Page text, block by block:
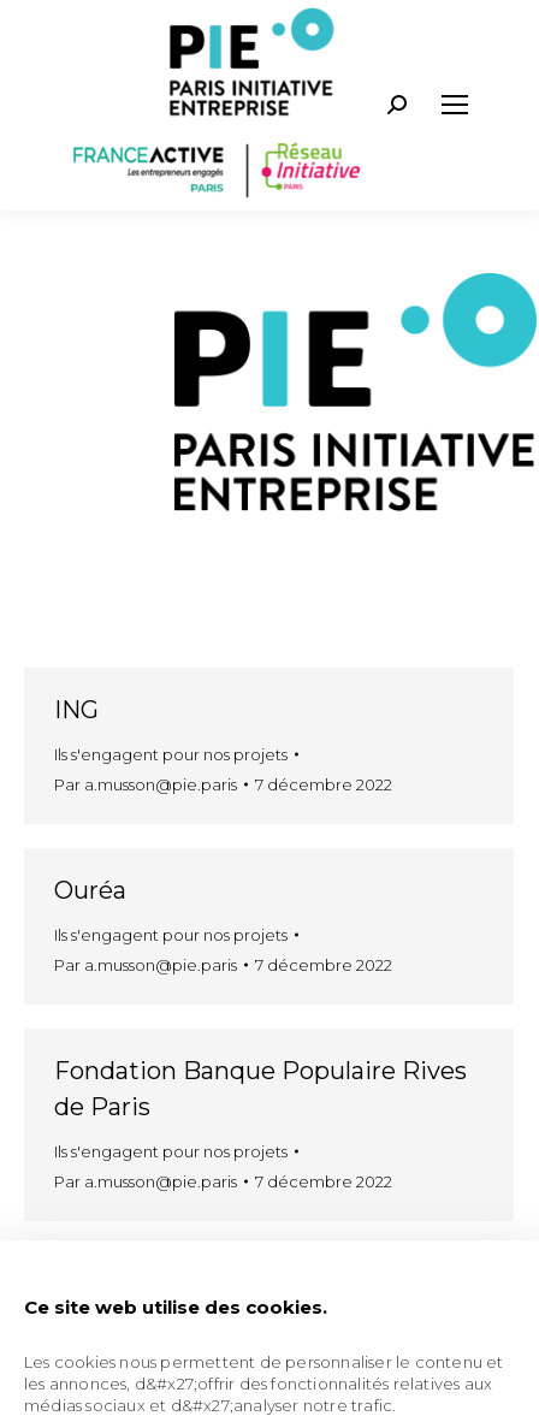
Recherche
ING
Ils s'engagent pour nos projets
Par a.musson@pie.paris 7 décembre 2022
Ouréa
Ils s'engagent pour nos projets
Par a.musson@pie.paris 7 décembre 2022
Fondation Banque Populaire Rives
de Paris
Ils s'engagent pour nos projets
Par a.musson@pie.paris 7 décembre 2022
Para.musson@pie.paris 8 février 2022
Ce site web utilise des cookies.
Les cookies nous permettent de personnaliser le contenu et
les annonces, d&#x27;offrir des fonctionnalités relatives aux
médias sociaux et d&#x27;analyser notre trafic.